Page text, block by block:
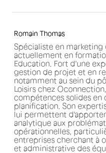
Romain Thomas
Spécialiste en
actuellement en
Education. Fort d'une
gestion de projet et en
notamment au sein du
Loisirs chez
compétences solides en
planification. Son
lui permettent
analytique aux
opérationnelles,
entreprises cherchant à
et administrative des